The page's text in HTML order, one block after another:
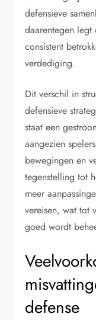
defensieve
daarentegen
consistent
verdediging.
Dit verschil in
defensieve
staat een
aangezien
bewegingen en
tegenstelling tot
meer
vereisen, wat tot
goed wordt
defense